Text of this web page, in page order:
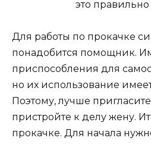
Для работы по прокачке
понадобится помощник.
приспособления для
но их использование
Поэтому, лучше
пристройте к делу жену.
прокачке. Для начала